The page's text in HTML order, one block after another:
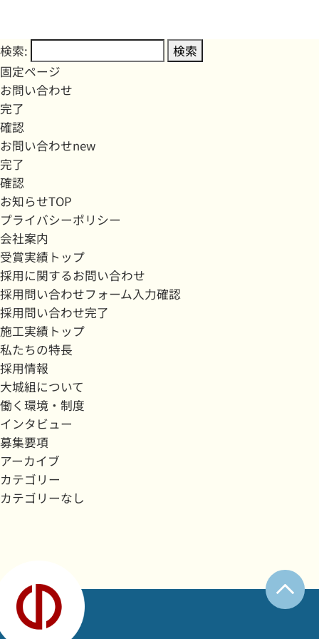
検索:
固定ページ
お問い合わせ
完了
確認
お問い合わせnew
完了
確認
お知らせTOP
プライバシーポリシー
会社案内
受賞実績トップ
採用に関するお問い合わせ
採用問い合わせフォーム入力確認
採用問い合わせ完了
施工実績トップ
私たちの特長
採用情報
大城組について
働く環境・制度
インタビュー
募集要項
アーカイブ
カテゴリー
カテゴリーなし